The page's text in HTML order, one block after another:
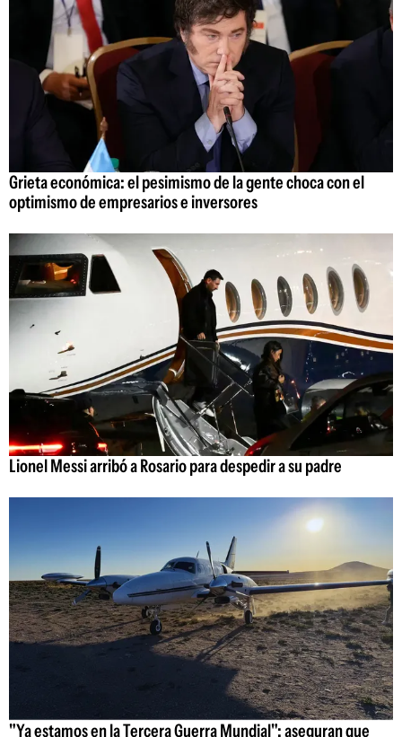
Grieta económica: el pesimismo de la gente choca con el
optimismo de empresarios e inversores
Lionel Messi arribó a Rosario para despedir a su padre
"Ya estamos en la Tercera Guerra Mundial": aseguran que